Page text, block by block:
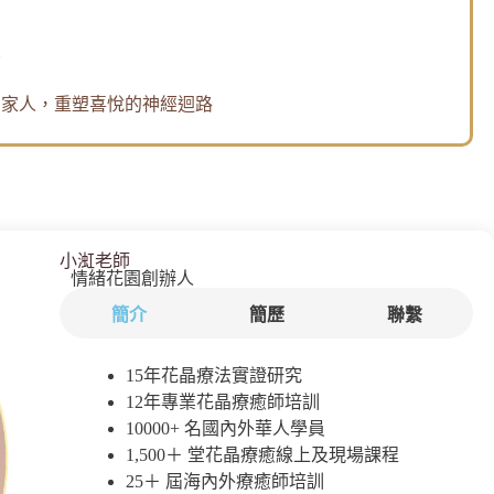
人，重塑喜悅的神經迴路
小渱老師
情緒花園創辦人
簡介
簡歷 聯繫
15年花晶療法實證研究
12年專業花晶療癒師培訓
10000+ 名國內外華人學員
1,500＋ 堂花晶療癒線上及現場課程
25＋ 屆海內外療癒師培訓